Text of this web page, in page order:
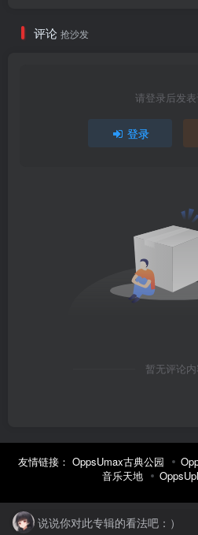
评论 抢沙发
请登录后发
登录
暂无评论
友情链接： OppsUmax古典公园
音乐天地
说说你对此专辑的看法吧：）